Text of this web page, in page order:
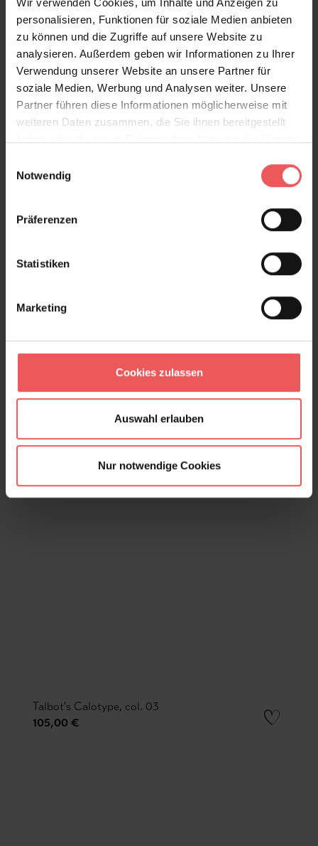
Wir verwenden Cookies, um Inhalte und Anzeigen zu
personalisieren, Funktionen für soziale Medien anbieten
zu können und die Zugriffe auf unsere Website zu
analysieren. Außerdem geben wir Informationen zu Ihrer
Verwendung unserer Website an unsere Partner für
soziale Medien, Werbung und Analysen weiter. Unsere
Partner führen diese Informationen möglicherweise mit
weiteren Daten zusammen, die Sie ihnen bereitgestellt
Notwendig
Präferenzen
Statistiken
Marketing
Cookies zulassen
Auswahl erlauben
Nur notwendige Cookies
Talbot's Calotype, col. 02
Talbot's Calotype, col. 03
105,00 €